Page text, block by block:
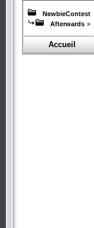
NewbieContest
Afterwards »
Accueil